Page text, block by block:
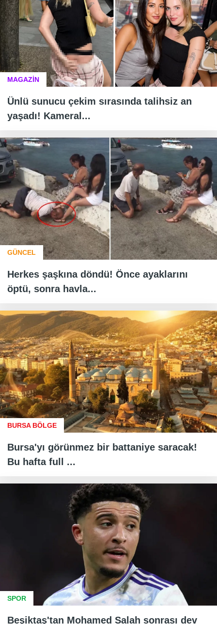
MAGAZİN
Ünlü sunucu çekim sırasında talihsiz an
yaşadı! Kameral...
GÜNCEL
Herkes şaşkına döndü! Önce ayaklarını
öptü, sonra havla...
BURSA BÖLGE
Bursa'yı görünmez bir battaniye saracak!
Bu hafta full ...
SPOR
Beşiktaş'tan Mohamed Salah sonrası dev